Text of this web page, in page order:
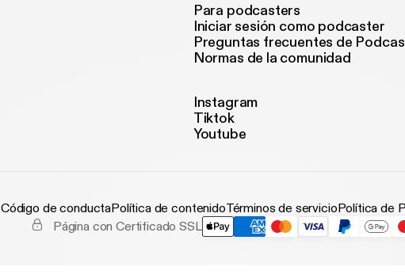
Para podcasters
Iniciar sesión como podcaster
Preguntas frecuentes de
Normas de la comunidad
Instagram
Tiktok
Youtube
Código de conductaPolítica de contenidoTérminos de servicioPolítica de
Página con Certificado SSL